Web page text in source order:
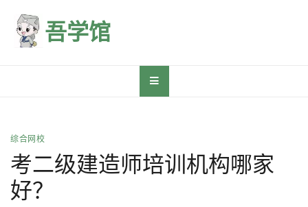
content
吾学馆
综合网校
考二级建造师培训机构哪家
好？